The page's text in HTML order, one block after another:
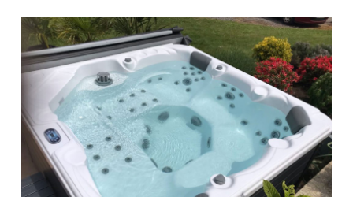
AGR
Piscine
–
Spécialiste
Spas
Thézan